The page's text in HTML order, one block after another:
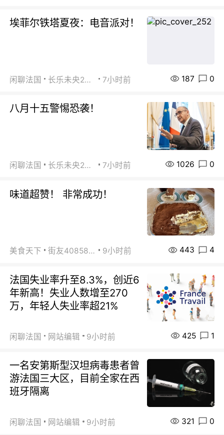
埃菲尔铁塔夏夜：电音派对！
闲聊法国 长乐未央2015 7小时前 187 0
八月十五警惕恐袭！
闲聊法国 长乐未央2015 7小时前 1026 0
味道超赞！ 非常成功！
美食天下 街友40858442 9小时前 443 4
法国失业率升至8.3%，创近6
年新高！失业人数增至270
万，年轻人失业率超21%
闲聊法国 网站编辑 9小时前 425 1
一名安第斯型汉坦病毒患者曾
游法国三大区，目前全家在西
班牙隔离
闲聊法国 网站编辑 9小时前 321 0